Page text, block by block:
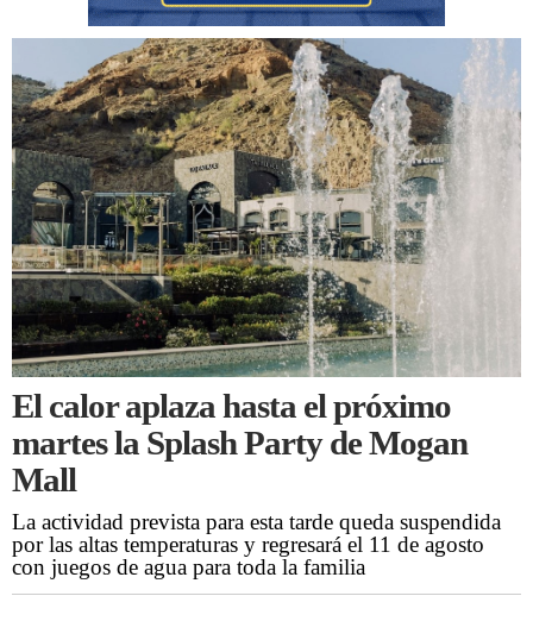
El calor aplaza hasta el próximo
martes la Splash Party de Mogan
Mall
La actividad prevista para esta tarde queda suspendida
por las altas temperaturas y regresará el 11 de agosto
con juegos de agua para toda la familia